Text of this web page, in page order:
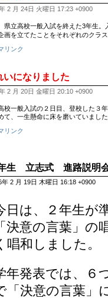
2 月 24日 火曜日 17:23 +0900
県立高校一般入試を終えた3年生
画を立てたことをそれぞれのクラ
リンク
いになりました
2 月 20日 金曜日 20:10 +0900
校一般入試の２日目、登校した３
て、一生懸命に床を磨いていまし
リンク
生 立志式 進路説明
年 2 月 19日 木曜日 16:18 +0900
日は、２年生が
「決意の言葉」
唱和しました。
年発表では、６
「決意の言葉」